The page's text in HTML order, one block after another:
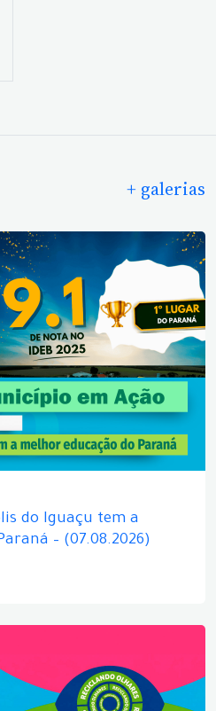
+ galerias
do Iguaçu tem a
– (07.08.2026)